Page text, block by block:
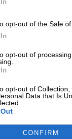
opt-out of the Sale
opt-out of
opt-out of
Data that Is
CONFIRM
di
di persone